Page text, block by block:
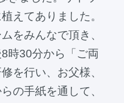
えてありました。
をみんなで頂き、
時30分から「ご両
を行い、お父様、
の手紙を通して、